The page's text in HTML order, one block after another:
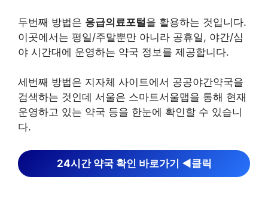
두번째 방법은 응급의료포털을 활용하는 것입니다.
이곳에서는 평일/주말뿐만 아니라 공휴일, 야간/심
야 시간대에 운영하는 약국 정보를 제공합니다.
세번째 방법은 지자체 사이트에서 공공야간약국을
검색하는 것인데 서울은 스마트서울맵을 통해 현재
운영하고 있는 약국 등을 한눈에 확인할 수 있습니
다.
24시간 약국 확인 바로가기 ◀︎클릭